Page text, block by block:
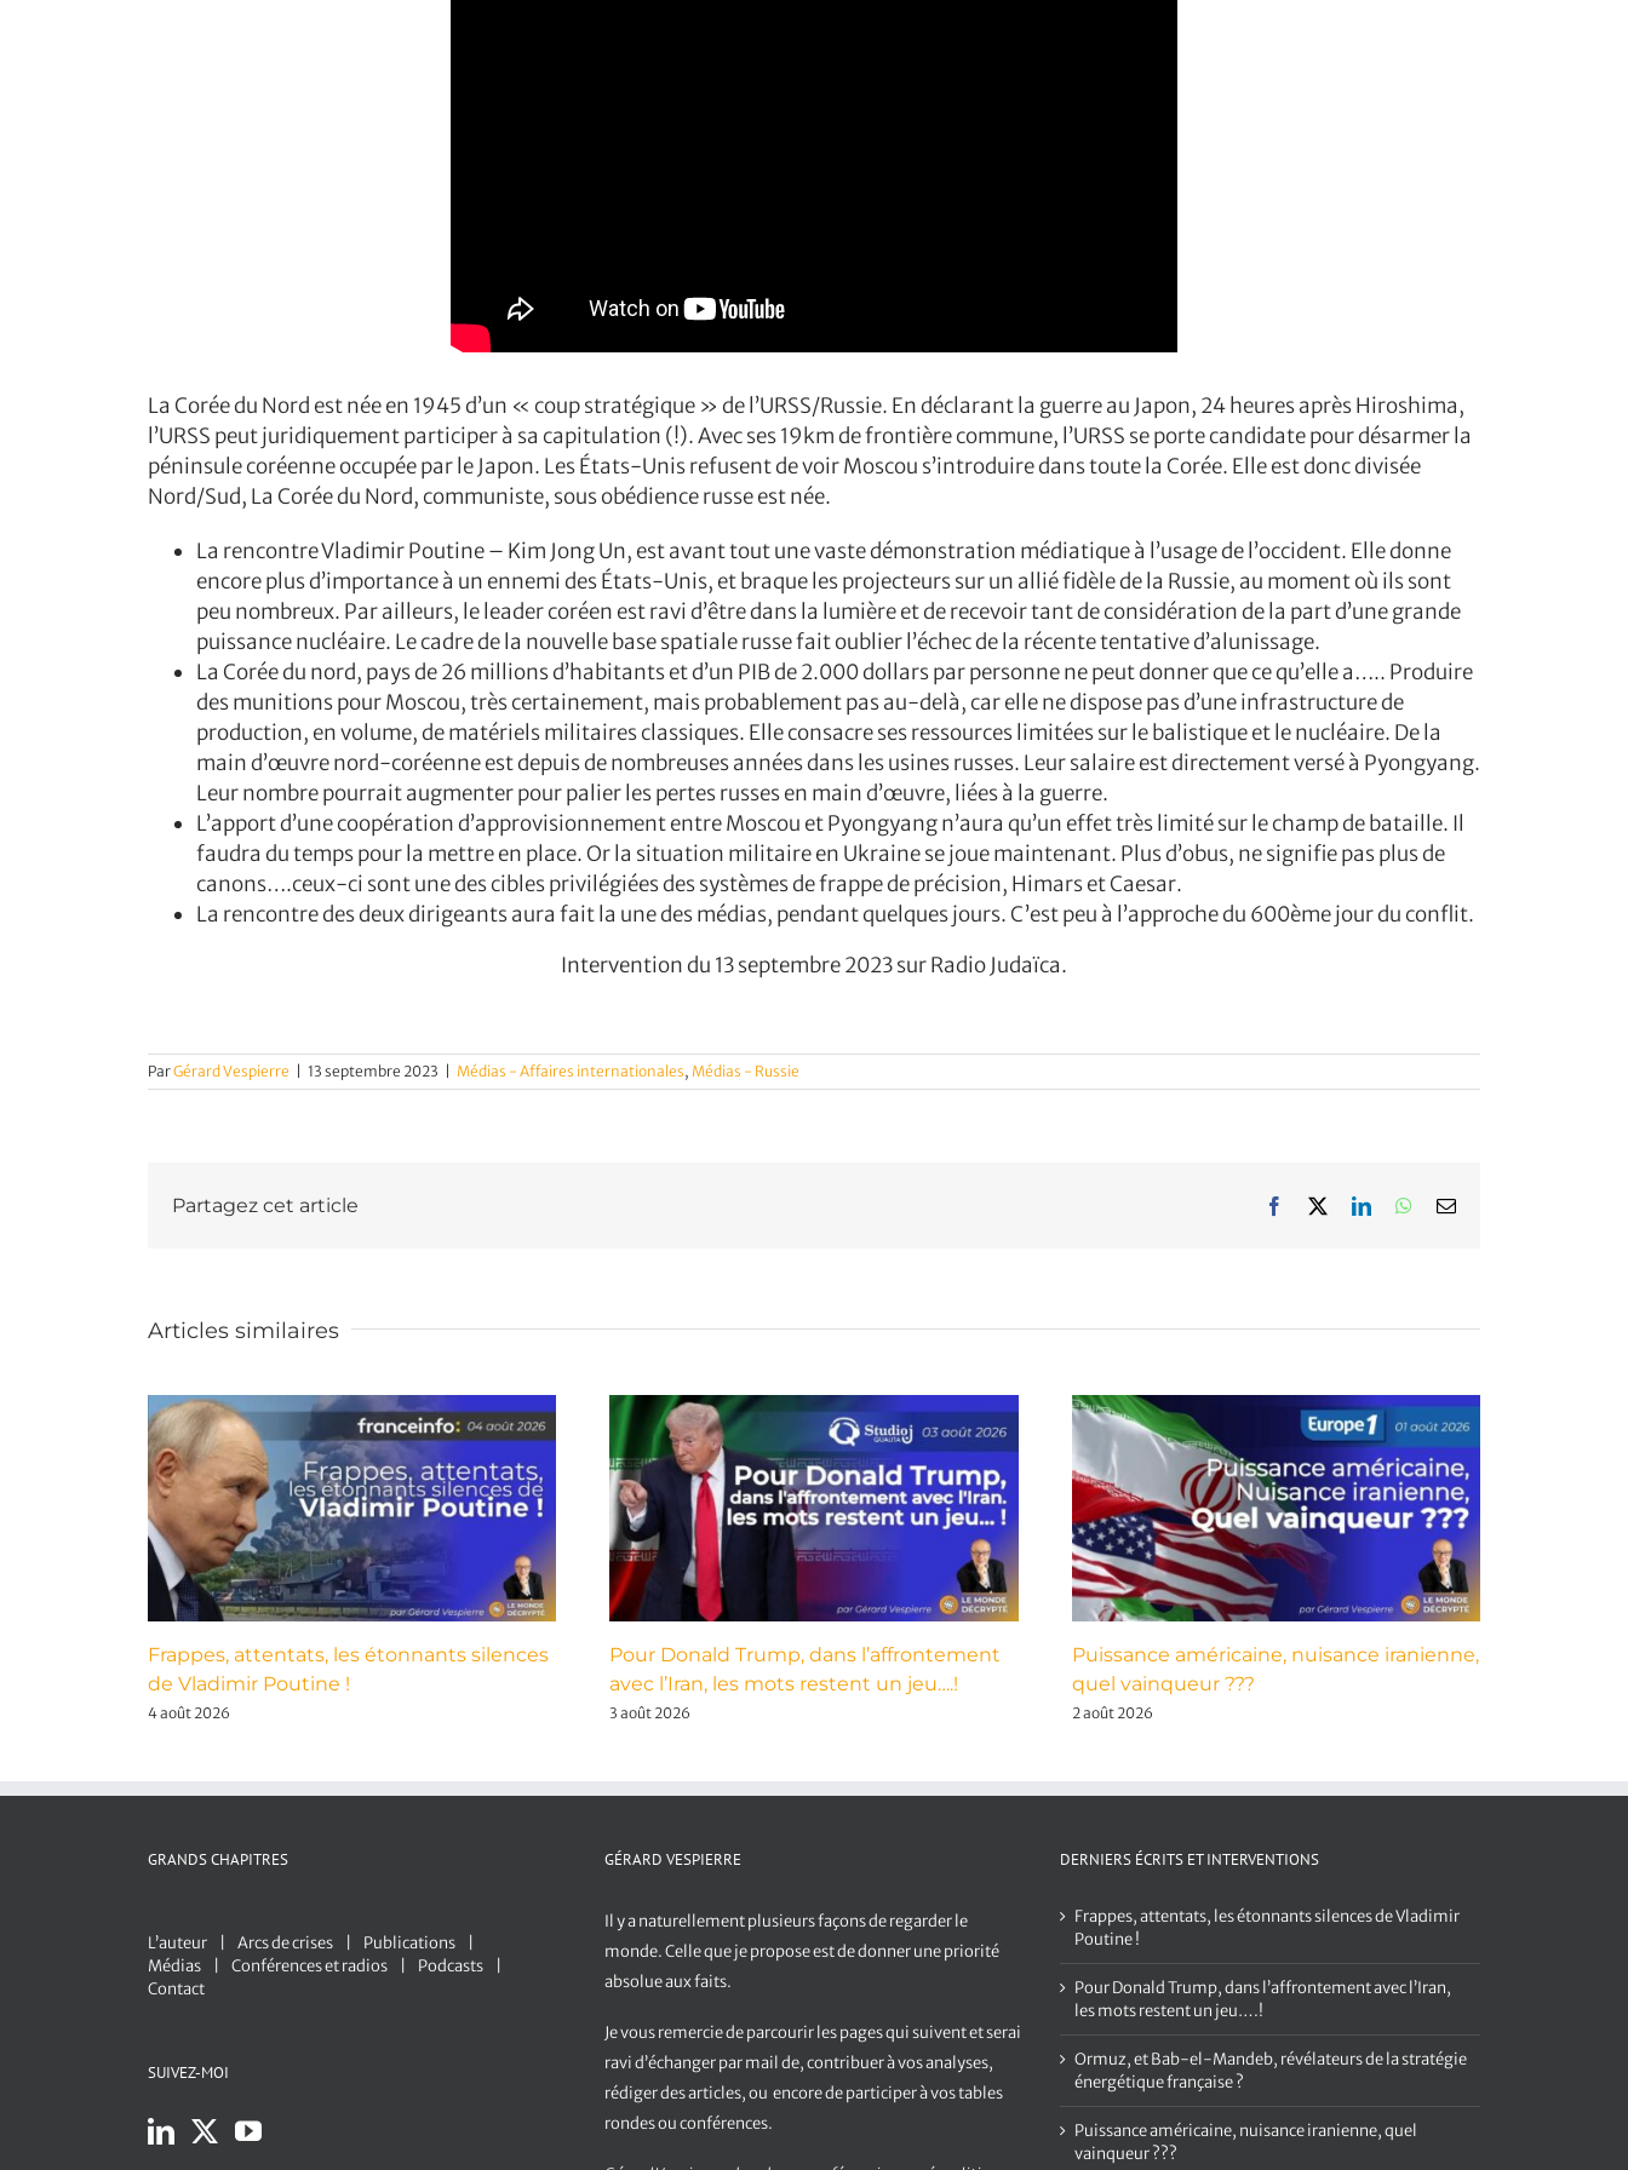
La Corée du Nord est née en 1945 d’un « coup stratégique » de l’URSS/Russie. En déclarant la guerre au Japon, 24 heures après Hiroshima,
l’URSS peut juridiquement participer à sa capitulation (!). Avec ses 19km de frontière commune, l’URSS se porte candidate pour désarmer la
péninsule coréenne occupée par le Japon. Les États-Unis refusent de voir Moscou s’introduire dans toute la Corée. Elle est donc divisée
Nord/Sud, La Corée du Nord, communiste, sous obédience russe est née.
La rencontre Vladimir Poutine – Kim Jong Un, est avant tout une vaste démonstration médiatique à l’usage de l’occident. Elle donne
encore plus d’importance à un ennemi des États-Unis, et braque les projecteurs sur un allié fidèle de la Russie, au moment où ils sont
peu nombreux. Par ailleurs, le leader coréen est ravi d’être dans la lumière et de recevoir tant de considération de la part d’une grande
puissance nucléaire. Le cadre de la nouvelle base spatiale russe fait oublier l’échec de la récente tentative d’alunissage.
La Corée du nord, pays de 26 millions d’habitants et d’un PIB de 2.000 dollars par personne ne peut donner que ce qu’elle a….. Produire
des munitions pour Moscou, très certainement, mais probablement pas au-delà, car elle ne dispose pas d’une infrastructure de
production, en volume, de matériels militaires classiques. Elle consacre ses ressources limitées sur le balistique et le nucléaire. De la
main d’œuvre nord-coréenne est depuis de nombreuses années dans les usines russes. Leur salaire est directement versé à Pyongyang.
Leur nombre pourrait augmenter pour palier les pertes russes en main d’œuvre, liées à la guerre.
L’apport d’une coopération d’approvisionnement entre Moscou et Pyongyang n’aura qu’un effet très limité sur le champ de bataille. Il
faudra du temps pour la mettre en place. Or la situation militaire en Ukraine se joue maintenant. Plus d’obus, ne signifie pas plus de
canons….ceux-ci sont une des cibles privilégiées des systèmes de frappe de précision, Himars et Caesar.
La rencontre des deux dirigeants aura fait la une des médias, pendant quelques jours. C’est peu à l’approche du 600ème jour du conflit.
Intervention du 13 septembre 2023 sur Radio Judaïca.
ParGérard Vespierre 13 septembre 2023 Médias - Affaires internationales, Médias - Russie
Partagez cet article Facebook LinkedInWhatsApp
Email
Articles similaires
Frappes, attentats, les étonnants silences
de Vladimir Poutine !
4 août 2026
Pour Donald Trump, dans l’affrontement
avec l’Iran, les mots restent un jeu….!
3 août 2026
Puissance américaine, nuisance iranienne,
quel vainqueur ???
2 août 2026
GRANDS CHAPITRES
L’auteur Arcs de crises
Publications
Médias
Conférences et radios
Podcasts
Contact
SUIVEZ-MOI
GÉRARD VESPIERRE
Il y a naturellement plusieurs façons de regarder le
monde. Celle que je propose est de donner une priorité
absolue aux faits.
Je vous remercie de parcourir les pages qui suivent et serai
ravi d’échanger par mail de, contribuer à vos analyses,
rédiger des articles, ou encore de participer à vos tables
rondes ou conférences.
DERNIERS ÉCRITS ET INTERVENTIONS
Frappes, attentats, les étonnants silences de Vladimir
Poutine !
Pour Donald Trump, dans l’affrontement avec l’Iran,
les mots restent un jeu….!
Ormuz, et Bab-el-Mandeb, révélateurs de la stratégie
énergétique française ?
Puissance américaine, nuisance iranienne, quel
vainqueur ???